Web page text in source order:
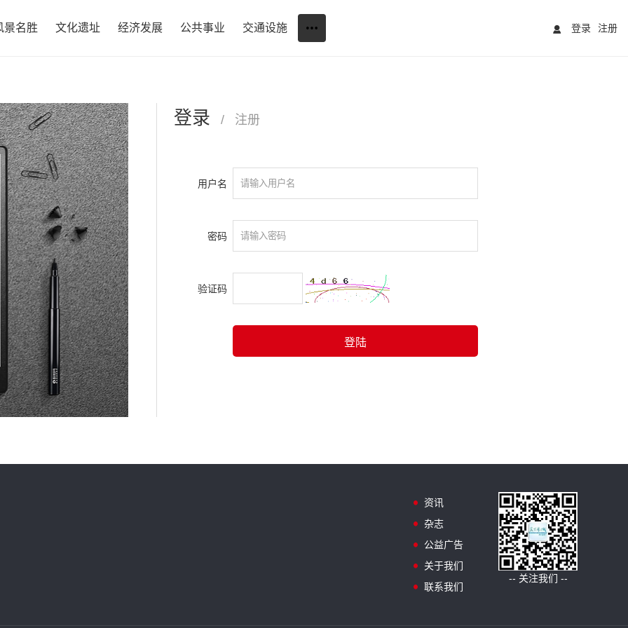
景名胜 文化遗址 经济发展 公共事业 交通设施 登录 注册
登录 / 注册
用户名
密码
验证码
资讯
杂志
公益广告
关于我们
联系我们
-- 关注我们 --